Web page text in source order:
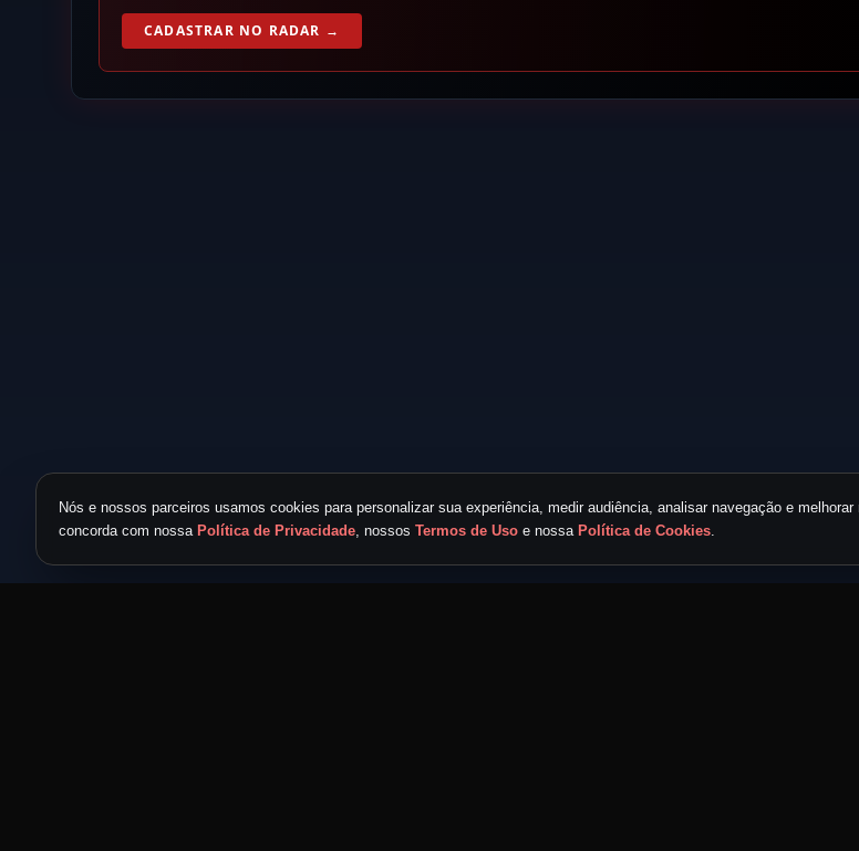
CADASTRAR NO RADAR →
Nós e nossos parceiros usamos cookies para personalizar sua experiência, medir audiência, analisar navegação e
concorda com nossa Política de Privacidade, nossos Termos de Uso e nossa Política de Cookies.